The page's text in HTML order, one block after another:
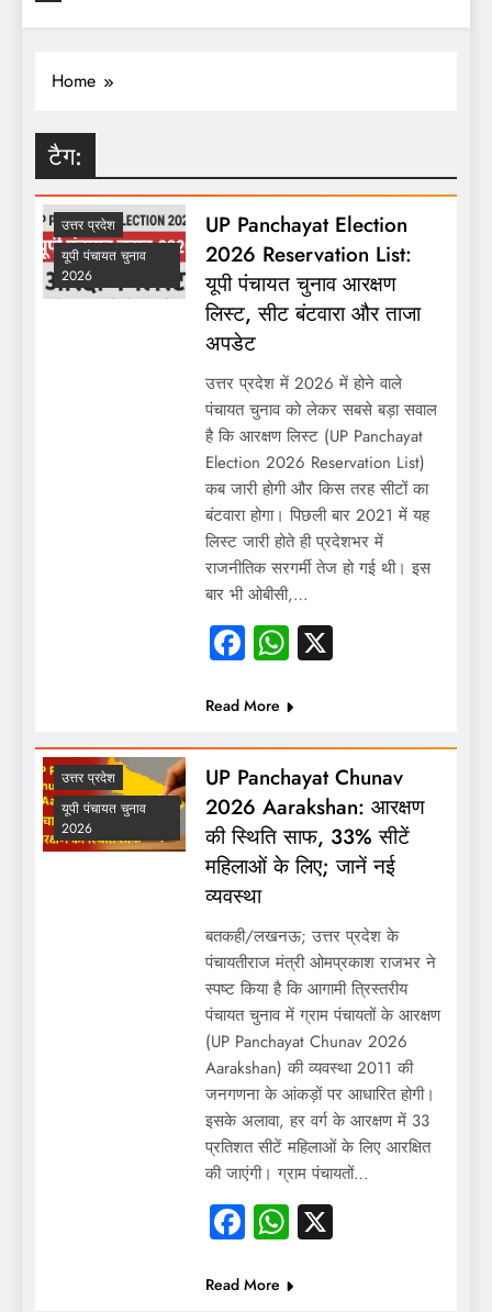
Home
टैग:
उत्तर प्रदेश
यूपी पंचायत चुनाव
2026
UP Panchayat Election
2026 Reservation List:
यूपी पंचायत चुनाव आरक्षण
लिस्ट, सीट बंटवारा और ताजा
अपडेट
उत्तर प्रदेश में 2026 में होने वाले
पंचायत चुनाव को लेकर सबसे बड़ा सवाल
है कि आरक्षण लिस्ट (UP Panchayat
Election 2026 Reservation List)
कब जारी होगी और किस तरह सीटों का
बंटवारा होगा। पिछली बार 2021 में यह
लिस्ट जारी होते ही प्रदेशभर में
राजनीतिक सरगर्मी तेज हो गई थी। इस
बार भी ओबीसी,…
Facebook
WhatsApp
X
Read More
उत्तर प्रदेश
यूपी पंचायत चुनाव
2026
UP Panchayat Chunav
2026 Aarakshan: आरक्षण
की स्थिति साफ, 33% सीटें
महिलाओं के लिए; जानें नई
व्यवस्था
बतकही/लखनऊ; उत्तर प्रदेश के
पंचायतीराज मंत्री ओमप्रकाश राजभर ने
स्पष्ट किया है कि आगामी त्रिस्तरीय
पंचायत चुनाव में ग्राम पंचायतों के आरक्षण
(UP Panchayat Chunav 2026
Aarakshan) की व्यवस्था 2011 की
जनगणना के आंकड़ों पर आधारित होगी।
इसके अलावा, हर वर्ग के आरक्षण में 33
प्रतिशत सीटें महिलाओं के लिए आरक्षित
की जाएंगी। ग्राम पंचायतों…
Facebook
WhatsApp
X
Read More